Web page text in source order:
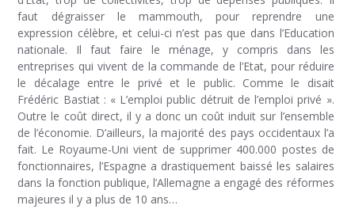
faut dégraisser le mammouth, pour reprendre une
expression célèbre, et celui-ci n’est pas que dans l’Education
nationale. Il faut faire le ménage, y compris dans les
entreprises qui vivent de la commande de l’Etat, pour réduire
le décalage entre le privé et le public. Comme le disait
Frédéric Bastiat : « L’emploi public détruit de l’emploi privé ».
Outre le coût direct, il y a donc un coût induit sur l’ensemble
de l’économie. D’ailleurs, la majorité des pays occidentaux l’a
fait. Le Royaume-Uni vient de supprimer 400.000 postes de
fonctionnaires, l’Espagne a drastiquement baissé les salaires
dans la fonction publique, l’Allemagne a engagé des réformes
majeures il y a plus de 10 ans…